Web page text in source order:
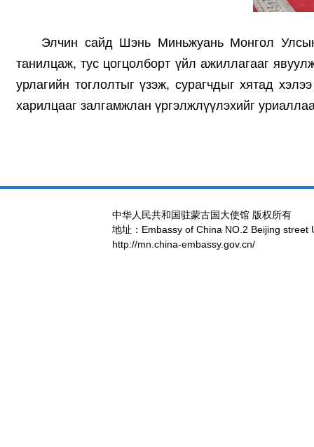
Элчин сайд Шэнь Миньжуань Монгол
танилцаж, тус цогцолборт үйл ажиллагааг
урлагийн тоглолтыг үзэж, сурагчдыг хятад
харилцааг залгамжлан үргэлжлүүлэхийг
中华人民共和国驻蒙古国大使馆 版权所有
地址：Embassy of China NO.2 Beijing street
http://mn.china-embassy.gov.cn/